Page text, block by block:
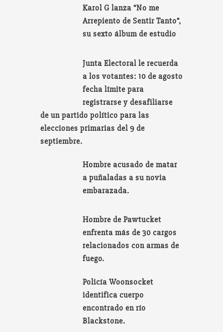
Karol G lanza “No me
Arrepiento de Sentir Tanto”,
su sexto álbum de estudio
Junta Electoral le recuerda
a los votantes: 10 de agosto
fecha límite para
registrarse y desafiliarse
de un partido político para las
elecciones primarias del 9 de
septiembre.
Hombre acusado de matar
a puñaladas a su novia
embarazada.
Hombre de Pawtucket
enfrenta más de 30 cargos
relacionados con armas de
fuego.
Policía Woonsocket
identifica cuerpo
encontrado en río
Blackstone.